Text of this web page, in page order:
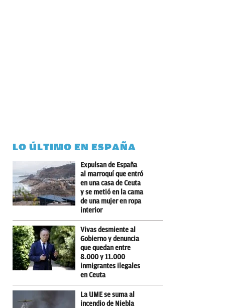
LO ÚLTIMO EN ESPAÑA
Expulsan de España
al marroquí que entró
en una casa de Ceuta
y se metió en la cama
de una mujer en ropa
interior
Vivas desmiente al
Gobierno y denuncia
que quedan entre
8.000 y 11.000
inmigrantes ilegales
en Ceuta
La UME se suma al
incendio de Niebla